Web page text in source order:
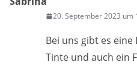
20. September 2023 um
Bei uns gibt es
Tinte und auch ein